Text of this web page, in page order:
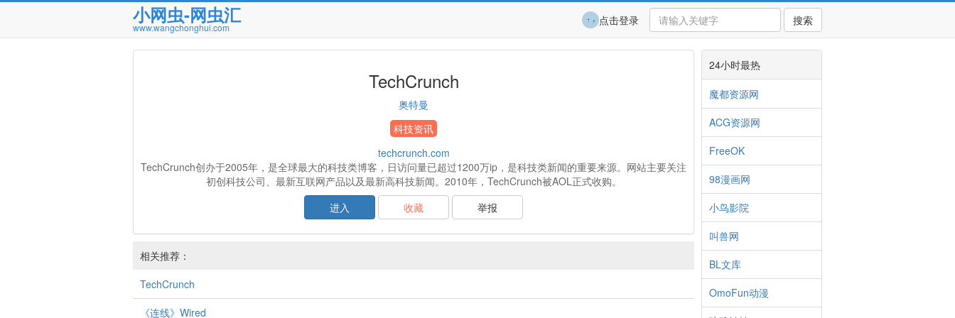
小网虫-网虫汇
www.wangchonghui.com 搜索
点击登录
TechCrunch
奥特曼
科技资讯
techcrunch.com
TechCrunch创办于2005年，是全球最大的科技类博客，日访问量已超过1200万ip，是科技类新闻的重要来源。网站主要关注
初创科技公司、最新互联网产品以及最新高科技新闻。2010年，TechCrunch被AOL正式收购。
进入
收藏 举报
相关推荐：
TechCrunch
《连线》Wired
24小时最热
魔都资源网
ACG资源网
FreeOK
98漫画网
小鸟影院
叫兽网
BL文库
OmoFun动漫